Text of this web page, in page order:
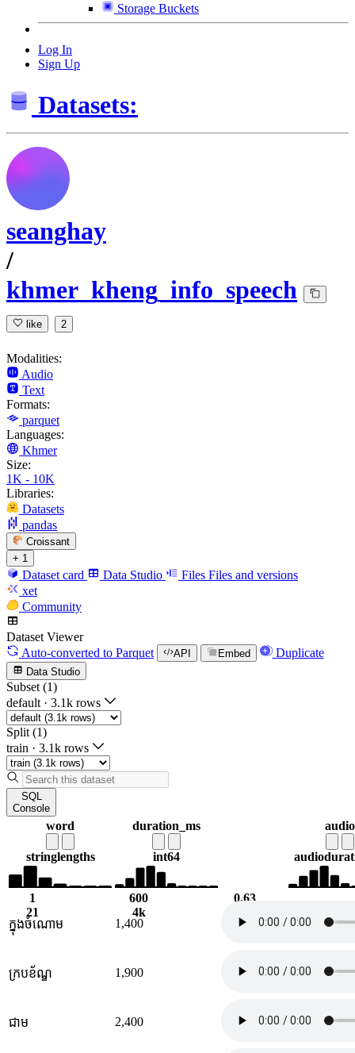
Storage Buckets
Log In
Sign Up
Datasets:
seanghay
/
khmer_kheng_info_speech
like 2
Modalities:
Audio
Text
Formats:
parquet
Languages:
Khmer
Size:
1K - 10K
Libraries:
Datasets
pandas
Croissant
+ 1
Dataset card Data Studio Files Files and versions
xet
Community
Dataset Viewer
Auto-converted to Parquet API Embed Duplicate
Data Studio
Subset (1)
default · 3.1k rows
Split (1)
train · 3.1k rows
SQL
Console
word
stringlengths
1
21
duration_ms
int64
600
4k
audio
audio
0.63
ក្នុងចំណោម
1,400
ក្របខ័ណ្ឌ 1,900
ជាម 2,400